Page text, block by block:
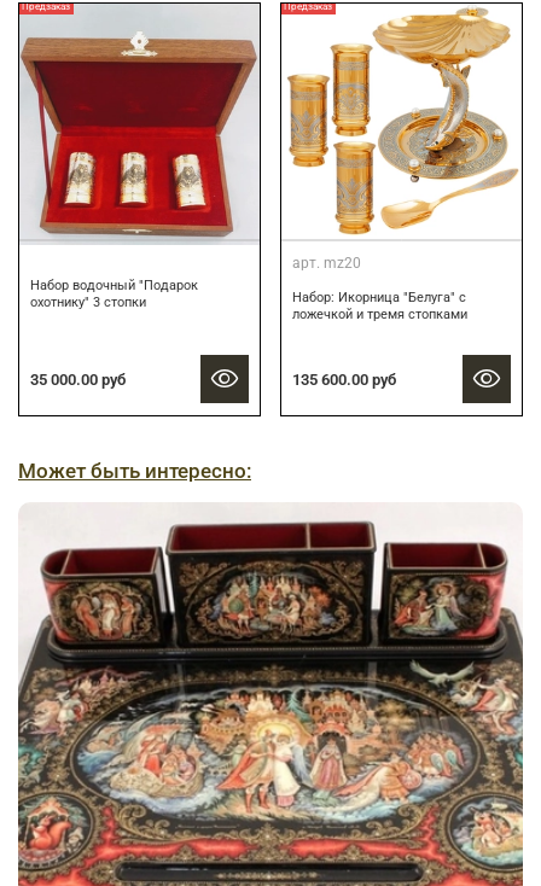
Предзаказ
Набор водочный "Подарок
охотнику" 3 стопки
35 000.00 руб
Предзаказ
арт. mz20
Набор: Икорница "Белуга" с
ложечкой и тремя стопками
135 600.00 руб
Может быть интересно: